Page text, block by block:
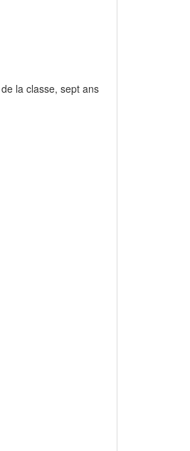
la classe, sept ans